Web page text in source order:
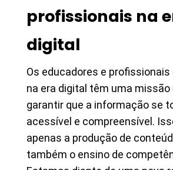
profissionais na
digital
Os educadores e
na era digital têm uma missão
garantir que a informação se
acessível e compreensível.
apenas a produção de
também o ensino de